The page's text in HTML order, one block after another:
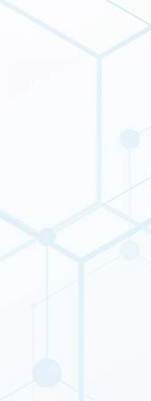
VitC-Transporter
und zeigte eine
Obwohl sich
entweder eine
empfohlen,
homöostatischen